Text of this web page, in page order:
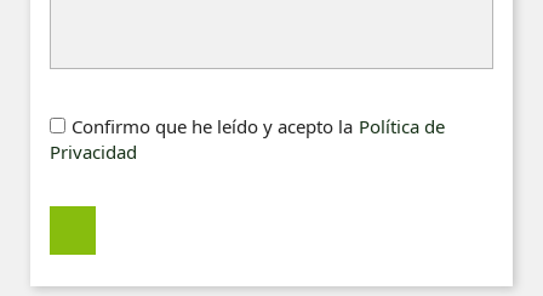
Confirmo que he leído y acepto la Política de
Privacidad